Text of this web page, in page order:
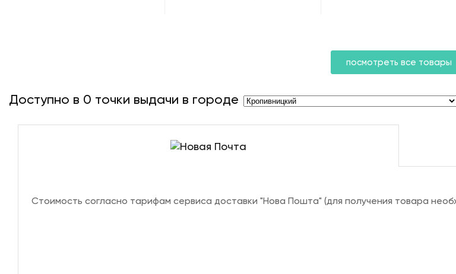
посмотреть все товары
Доступно в 0 точки выдачи в городе
Стоимость согласно тарифам сервиса доставки "Нова Пошта" (для получения товара